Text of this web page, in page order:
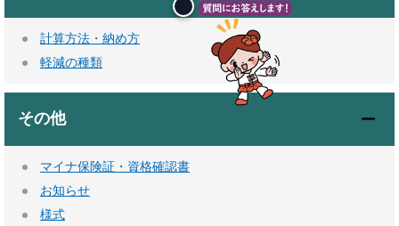
計算方法・納め方
軽減の種類
その他
マイナ保険証・資格確認書
お知らせ
様式